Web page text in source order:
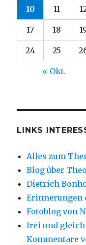
10 11
17 18
24 25
« Okt.
LINKS
Alles zum
Blog über
Dietrich
Erinnerungen
Fotoblog von
frei und gleich
Kommentare